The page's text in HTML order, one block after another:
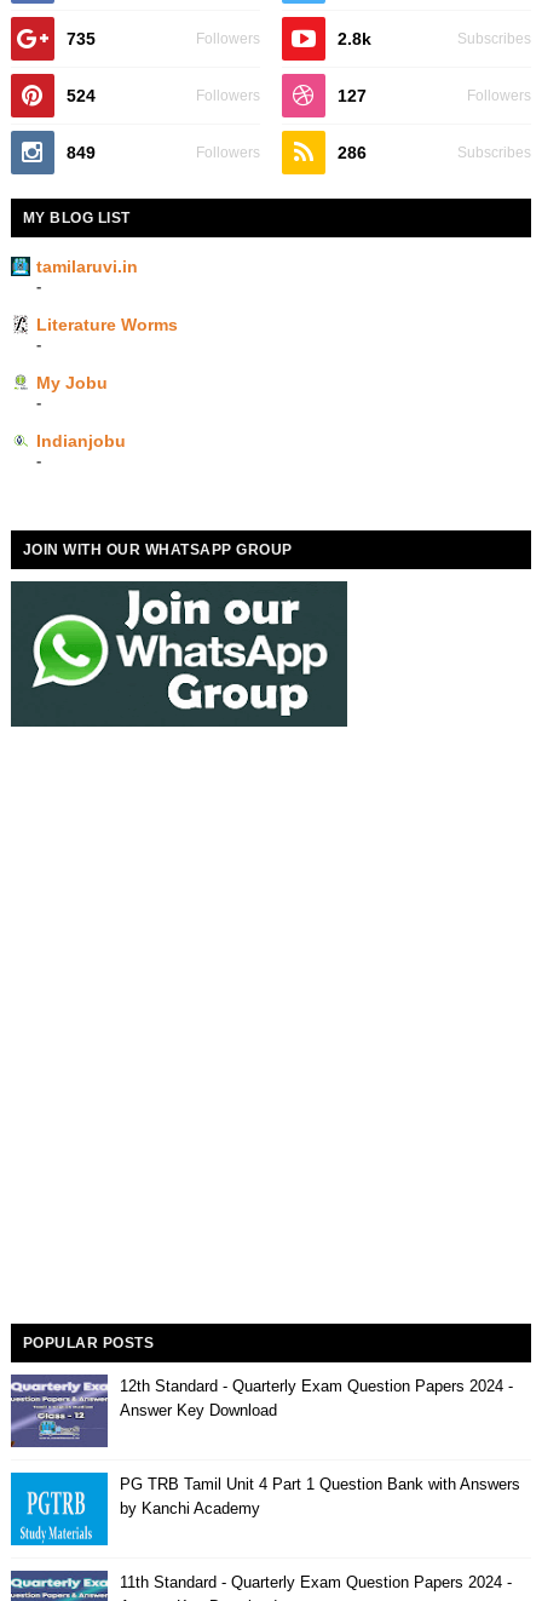
735 Followers 2.8k Subscribes
524 Followers 127 Followers
849 Followers 286 Subscribes
MY BLOG LIST
tamilaruvi.in
-
Literature Worms
-
My Jobu
-
Indianjobu
-
JOIN WITH OUR WHATSAPP GROUP
POPULAR POSTS
12th Standard - Quarterly Exam Question Papers 2024 -
Answer Key Download
PG TRB Tamil Unit 4 Part 1 Question Bank with Answers
by Kanchi Academy
11th Standard - Quarterly Exam Question Papers 2024 -